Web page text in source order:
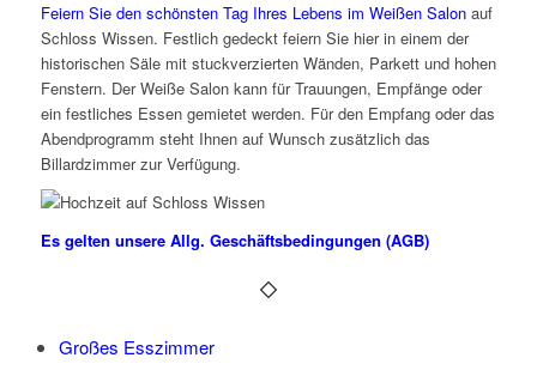
Feiern Sie den schönsten Tag Ihres Lebens im Weißen Salonauf
Schloss Wissen. Festlich gedeckt feiern Sie hier in einem der
historischen Säle mit stuckverzierten Wänden, Parkett und hohen
Fenstern. Der Weiße Salon kann für Trauungen, Empfänge oder
ein festliches Essen gemietet werden. Für den Empfang oder das
Abendprogramm steht Ihnen auf Wunsch zusätzlich das
Billardzimmer zur Verfügung.
Es gelten unsere Allg. Geschäftsbedingungen (AGB)
Großes Esszimmer